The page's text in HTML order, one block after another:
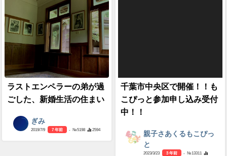
ラストエンペラーの弟が過
ごした、新婚生活の住まい
ぎみ
2019/7/9 7 年前 - №5198 2594
千葉市中央区で開催！！も
こぴっと参加申し込み受付
中！！
親子さあくるもこぴっ
と
2023/3/23 3 年前
- №13311